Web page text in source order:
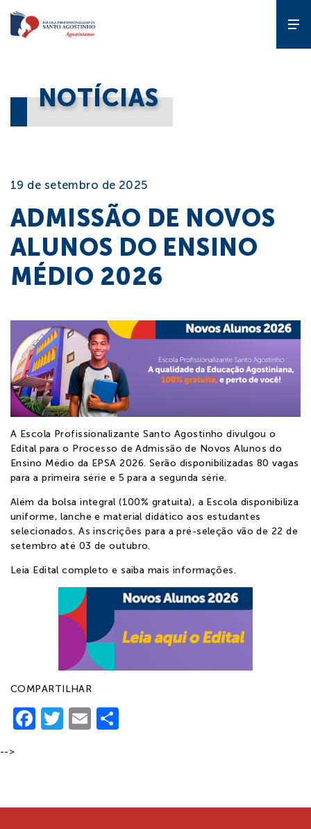
Gente que
Cursos
Estude
Programas
Notícias
Contato
Colaboradores Alunos
NOTÍCIAS
19 de setembro de 2025
ADMISSÃO DE NOVOS
ALUNOS DO ENSINO
MÉDIO 2026
A Escola Profissionalizante Santo Agostinho divulgou o
Edital para o Processo de Admissão de Novos Alunos do
Ensino Médio da EPSA 2026. Serão disponibilizadas 80 vagas
para a primeira série e 5 para a segunda série.
Além da bolsa integral (100% gratuita), a Escola disponibiliza
uniforme, lanche e material didático aos estudantes
selecionados. As inscrições para a pré-seleção vão de 22 de
setembro até 03 de outubro.
Leia Edital completo e saiba mais informações.
COMPARTILHAR
Facebook
Twitter
Email
-->